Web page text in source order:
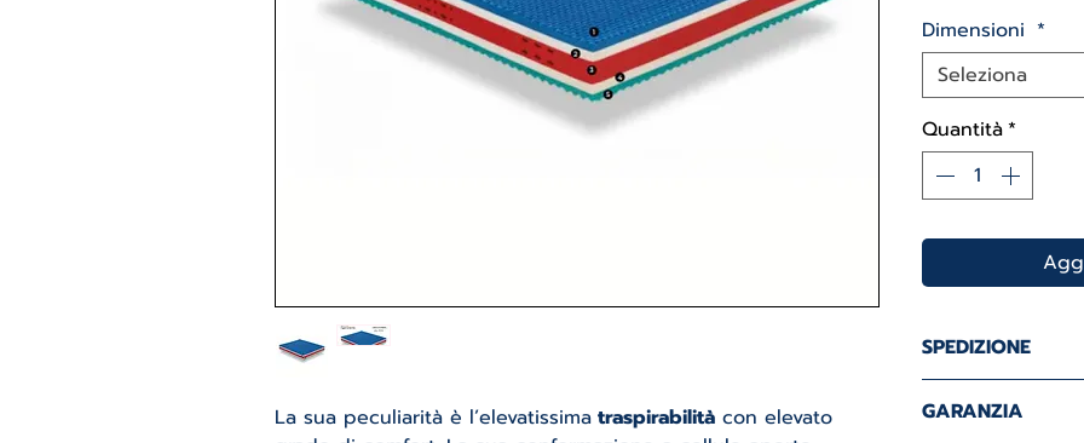
La sua peculiarità è l’elevatissima traspirabilità con elevato
Dimensioni *
Seleziona
Quantità*
SPEDIZIONE
5 giorni lavorativi
GARANZIA